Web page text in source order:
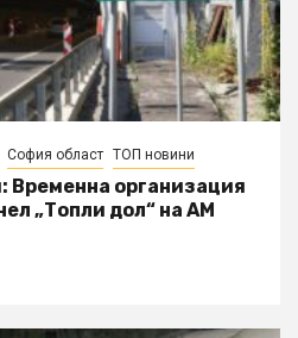
София област ТОП новини
Временна организация
„Топли дол“ на АМ